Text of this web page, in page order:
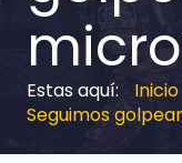
Inicio
Seguimos